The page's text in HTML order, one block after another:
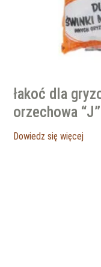
łakoć dla
orzechowa “J”
Dowiedz się więcej